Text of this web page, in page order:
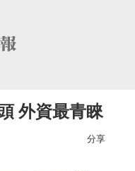
外資最青睞
分享